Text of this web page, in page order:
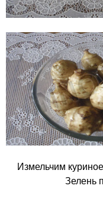
Измельчим
Зелень